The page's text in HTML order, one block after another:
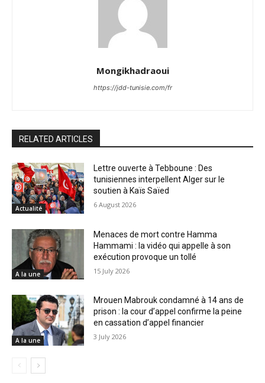
Mongikhadraoui
https://jdd-tunisie.com/fr
RELATED ARTICLES
Actualité
Lettre ouverte à Tebboune : Des
tunisiennes interpellent Alger sur le
soutien à Kaïs Saïed
6 August 2026
A la une
Menaces de mort contre Hamma
Hammami : la vidéo qui appelle à son
exécution provoque un tollé
15 July 2026
A la une
Mrouen Mabrouk condamné à 14 ans de
prison : la cour d’appel confirme la peine
en cassation d’appel financier
3 July 2026